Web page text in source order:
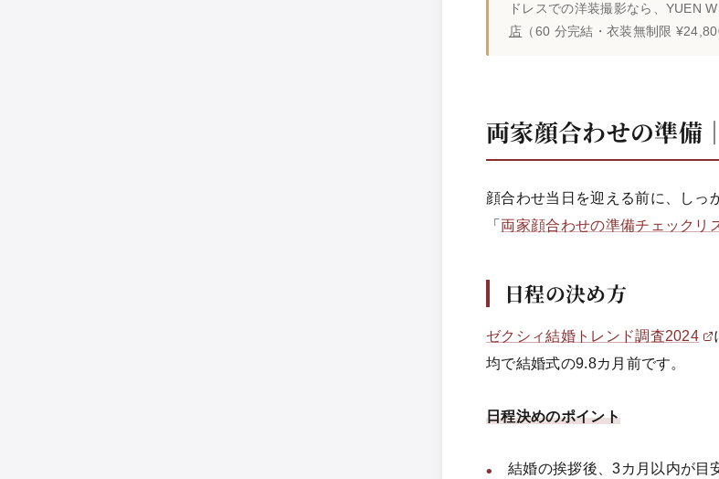
ドレスでの洋装撮影なら、YUEN
店 （60 分完結・衣装無制限
両家顔合わせの準備
顔合わせ当日を迎える前に、しっ
「 両家顔合わせの準備チェックリ
日程の決め方
ゼクシィ結婚トレンド調査2024
均で結婚式の9.8カ月前です。
日程決めのポイント
結婚の挨拶後、3カ月以内が目